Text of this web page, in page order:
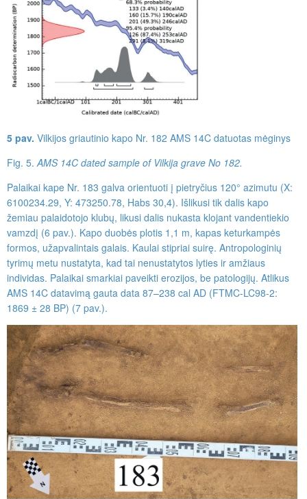
5 pav. Vilkijos griautinio kapo Nr. 182 AMS 14C datuotas mėginys
Fig. 5.AMS 14C dated sample of Vil­kija grave No 182.
Palaikai kape Nr. 183 galva orientuoti į pietryčius 120° azimutu (X:
6100234.29, Y: 473250.78, Habs 30,4). Išlikusi tik dalis kapo
žemiau palaidotojo klubų, likusi dalis nukasta klojant vandentiekio
vamzdį (6 pav.). Kapo duobės plotis 1,1 m, kapas keturkampės
formos, užapvalintais galais. Kaulai stipriai suirę. Antropologinių
tyrimų metu nustatyta, kad tai nenustatytos lyties ir amžiaus
individas. Palaikai smarkiai paveikti erozijos, be patologijų. Atlikus
AMS 14C datavimą gauta data 87–238 cal AD (FTMC-LC98-2:
1869 ± 28 BP) (7 pav.).